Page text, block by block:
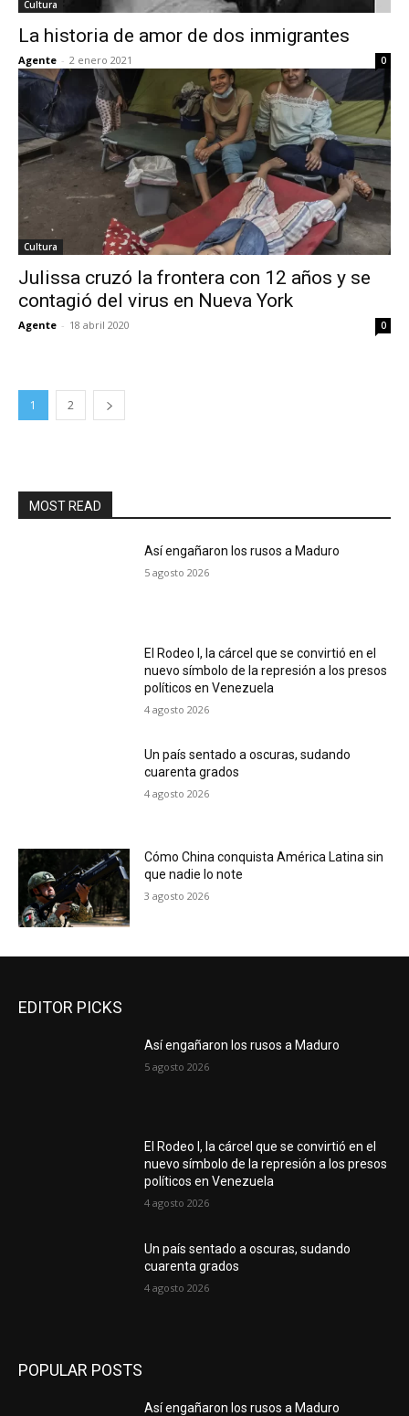
Cultura
La historia de amor de dos inmigrantes
Agente - 2 enero 2021 0
Cultura
Julissa cruzó la frontera con 12 años y se
contagió del virus en Nueva York
Agente - 18 abril 2020 0
1 2
MOST READ
Así engañaron los rusos a Maduro
5 agosto 2026
El Rodeo I, la cárcel que se convirtió en el
nuevo símbolo de la represión a los presos
políticos en Venezuela
4 agosto 2026
Un país sentado a oscuras, sudando
cuarenta grados
4 agosto 2026
Cómo China conquista América Latina sin
que nadie lo note
3 agosto 2026
EDITOR PICKS
Así engañaron los rusos a Maduro
5 agosto 2026
El Rodeo I, la cárcel que se convirtió en el
nuevo símbolo de la represión a los presos
políticos en Venezuela
4 agosto 2026
Un país sentado a oscuras, sudando
cuarenta grados
4 agosto 2026
POPULAR POSTS
Así engañaron los rusos a Maduro